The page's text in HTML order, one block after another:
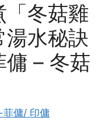
「冬菇雞
湯水秘訣
– 冬菇
菲傭/ 印傭